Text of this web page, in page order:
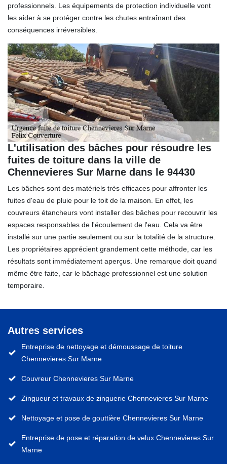
professionnels. Les équipements de protection individuelle vont
les aider à se protéger contre les chutes entraînant des
conséquences irréversibles.
L'utilisation des bâches pour résoudre les
fuites de toiture dans la ville de
Chennevieres Sur Marne dans le 94430
Les bâches sont des matériels très efficaces pour affronter les
fuites d'eau de pluie pour le toit de la maison. En effet, les
couvreurs étancheurs vont installer des bâches pour recouvrir les
espaces responsables de l'écoulement de l'eau. Cela va être
installé sur une partie seulement ou sur la totalité de la structure.
Les propriétaires apprécient grandement cette méthode, car les
résultats sont immédiatement aperçus. Une remarque doit quand
même être faite, car le bâchage professionnel est une solution
temporaire.
Autres services
Entreprise de nettoyage et démoussage de toiture
Chennevieres Sur Marne
Couvreur Chennevieres Sur Marne
Zingueur et travaux de zinguerie Chennevieres Sur Marne
Nettoyage et pose de gouttière Chennevieres Sur Marne
Entreprise de pose et réparation de velux Chennevieres Sur
Marne